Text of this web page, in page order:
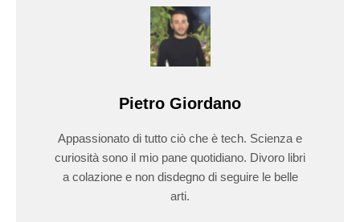
Pietro Giordano
Appassionato di tutto ciò che è tech. Scienza e
curiosità sono il mio pane quotidiano. Divoro libri
a colazione e non disdegno di seguire le belle
arti.